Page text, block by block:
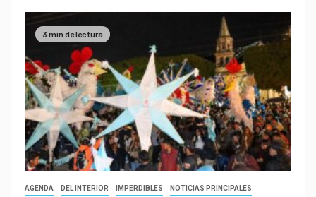
3 min de lectura
AGENDA DEL INTERIOR IMPERDIBLES
NOTICIAS PRINCIPALES